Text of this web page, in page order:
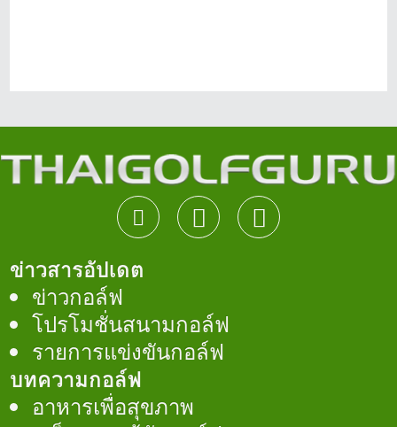
ข่าวสารอัปเดต
ข่าวกอล์ฟ
โปรโมชั่นสนามกอล์ฟ
รายการแข่งขันกอล์ฟ
บทความกอล์ฟ
อาหารเพื่อสุขภาพ